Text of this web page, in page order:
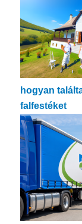
hogyan
falfestéket